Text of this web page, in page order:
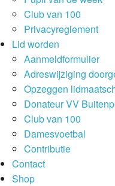
Club van 100
Privacyreglement
Lid worden
Aanmeldformulier
Adreswijziging
Opzeggen
Donateur VV
Club van 100
Damesvoetbal
Contributie
Contact
Shop